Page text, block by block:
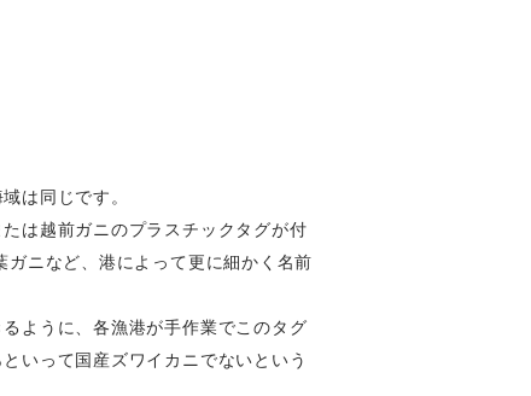
は同じです。
は越前ガニのプラスチックタグが付
ニなど、港によって更に細かく名前
ように、各漁港が手作業でこのタグ
いって国産ズワイカニでないという